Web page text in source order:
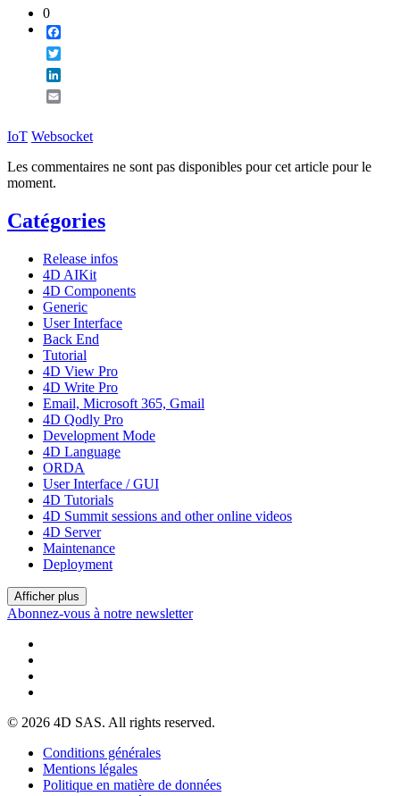
0
IoT Websocket
Les commentaires ne sont pas disponibles pour cet article pour le
moment.
Catégories
Release infos
4D AIKit
4D Components
Generic
User Interface
Back End
Tutorial
4D View Pro
4D Write Pro
Email, Microsoft 365, Gmail
4D Qodly Pro
Development Mode
4D Language
ORDA
User Interface / GUI
4D Tutorials
4D Summit sessions and other online videos
4D Server
Maintenance
Deployment
Afficher plus
Abonnez-vous à notre newsletter
© 2026 4D SAS. All rights reserved.
Conditions générales
Mentions légales
Politique en matière de données